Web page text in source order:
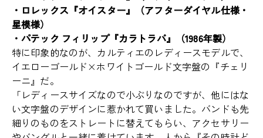
・ロレックス『オイスター』（アフターダイヤル仕様・
星模様）
・パテック フィリップ『カラトラバ』（1986年製）
特に印象的なのが、カルティエのレディースモデルで、
イエローゴールド×ホワイトゴールド文字盤の『チェリ
ーニ』だ。
「レディースサイズなので小ぶりなのですが、他にはな
い文字盤のデザインに惹かれて買いました。バンドも先
細りのものをストレートに替えてもらい、アクセサリー